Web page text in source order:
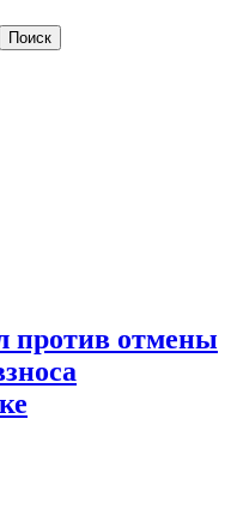
отмены